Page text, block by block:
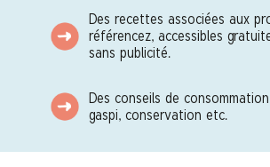
Des recettes associées aux
référencez, accessibles
sans publicité.
Des conseils de
gaspi, conservation etc.